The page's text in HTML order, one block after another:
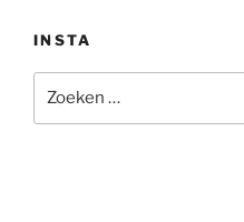
INSTA
naar: